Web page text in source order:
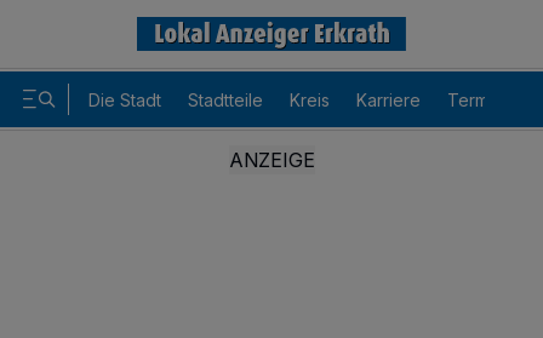
Die Stadt Stadtteile Kreis Karriere Termine